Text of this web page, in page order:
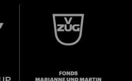
WEITEREMPFEHLEN
Veranstaltung? Machen Sie
via E-Mail oder Facebook-